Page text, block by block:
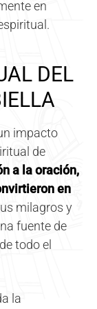
en
DEL
impacto
de
a la oración,
en
milagros y
fuente de
todo el
la